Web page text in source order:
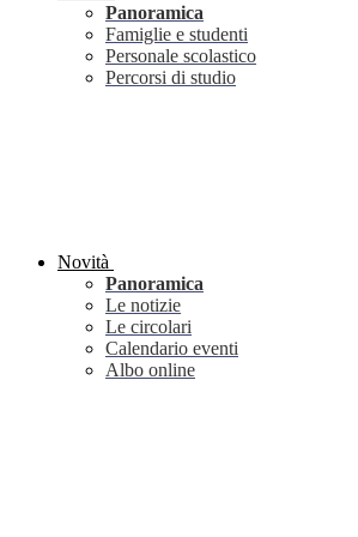
Panoramica
Famiglie e studenti
Personale scolastico
Percorsi di studio
Novità
Panoramica
Le notizie
Le circolari
Calendario eventi
Albo online